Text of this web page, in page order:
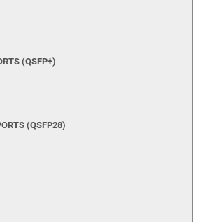
(QSFP+)
(QSFP28)